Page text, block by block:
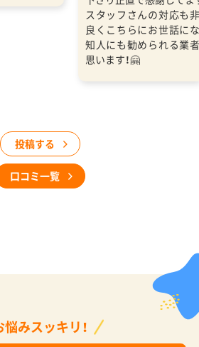
スタッフさんの対応も
良くこちらにお世話に
知人にも勧められる業
思います！🤗
投稿する
口コミ一覧
悩みスッキリ！